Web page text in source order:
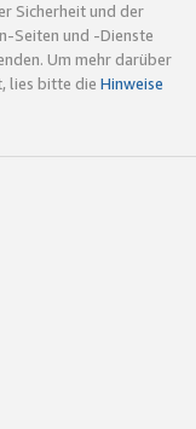
Sicherheit und der
Seiten und -Dienste
Um mehr darüber
lies bitte die Hinweise